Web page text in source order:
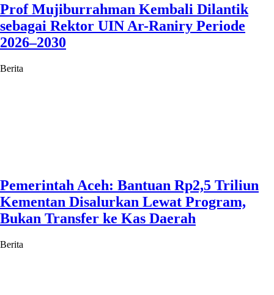
Prof Mujiburrahman Kembali Dilantik
sebagai Rektor UIN Ar-Raniry Periode
2026–2030
Berita
Pemerintah Aceh: Bantuan Rp2,5 Triliun
Kementan Disalurkan Lewat Program,
Bukan Transfer ke Kas Daerah
Berita